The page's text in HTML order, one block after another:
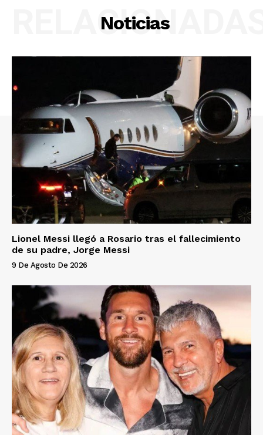
Noticias
Lionel Messi llegó a Rosario tras el fallecimiento
de su padre, Jorge Messi
9 De Agosto De 2026